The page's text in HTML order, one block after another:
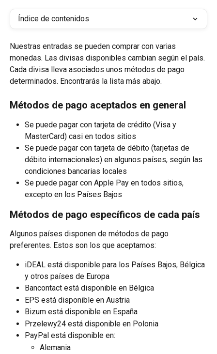
Índice de contenidos
Nuestras entradas se pueden comprar con varias
monedas. Las divisas disponibles cambian según el país.
Cada divisa lleva asociados unos métodos de pago
determinados. Encontrarás la lista más abajo.
Métodos de pago aceptados en general
Se puede pagar con tarjeta de crédito (Visa y
MasterCard) casi en todos sitios
Se puede pagar con tarjeta de débito (tarjetas de
débito internacionales) en algunos países, según las
condiciones bancarias locales
Se puede pagar con Apple Pay en todos sitios,
excepto en los Países Bajos
Métodos de pago específicos de cada país
Algunos países disponen de métodos de pago
preferentes. Estos son los que aceptamos:
iDEAL está disponible para los Países Bajos, Bélgica
y otros países de Europa
Bancontact está disponible en Bélgica
EPS está disponible en Austria
Bizum está disponible en España
Przelewy24 está disponible en Polonia
PayPal está disponible en:
Alemania